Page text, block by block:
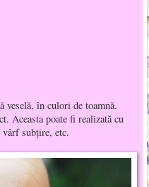
veselă, în culori de toamnă.
Aceasta poate fi realizată cu
vârf subţire, etc.